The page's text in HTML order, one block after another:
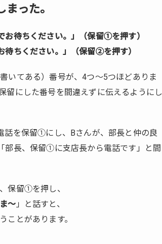
った。
待ちください。」（保留①を押す）
ちください。」（保留②を押す）
いてある）番号が、4つ～5つほどありま
留にした番号を間違えずに伝えるようにし
話を保留①にし、Bさんが、部長と仲の良
長、保留①に支店長から電話です」と間
保留①を押し、
～ 」と話すと、
とがあります。